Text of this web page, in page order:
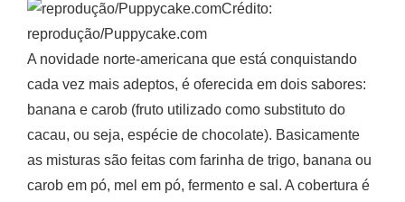
Crédito:
reprodução/Puppycake.com
A novidade norte-americana que está conquistando
cada vez mais adeptos, é oferecida em dois sabores:
banana e carob (fruto utilizado como substituto do
cacau, ou seja, espécie de chocolate). Basicamente
as misturas são feitas com farinha de trigo, banana ou
carob em pó, mel em pó, fermento e sal. A cobertura é